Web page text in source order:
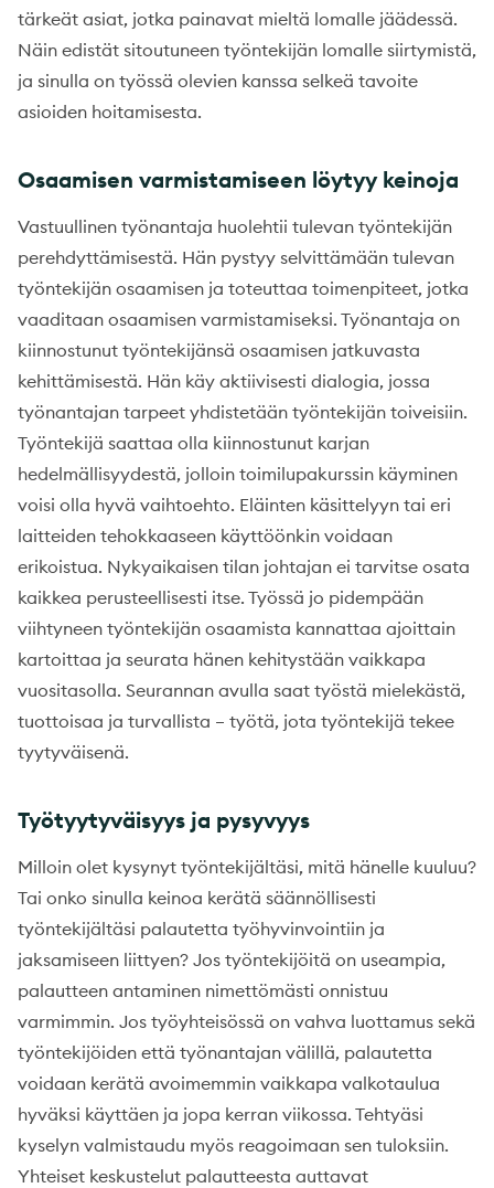
tärkeät asiat, jotka painavat mieltä lomalle jäädessä.
Näin edistät sitoutuneen työntekijän lomalle siirtymistä,
ja sinulla on työssä olevien kanssa selkeä tavoite
asioiden hoitamisesta.
Osaamisen varmistamiseen löytyy keinoja
Vastuullinen työnantaja huolehtii tulevan työntekijän
perehdyttämisestä. Hän pystyy selvittämään tulevan
työntekijän osaamisen ja toteuttaa toimenpiteet, jotka
vaaditaan osaamisen varmistamiseksi. Työnantaja on
kiinnostunut työntekijänsä osaamisen jatkuvasta
kehittämisestä. Hän käy aktiivisesti dialogia, jossa
työnantajan tarpeet yhdistetään työntekijän toiveisiin.
Työntekijä saattaa olla kiinnostunut karjan
hedelmällisyydestä, jolloin toimilupakurssin käyminen
voisi olla hyvä vaihtoehto. Eläinten käsittelyyn tai eri
laitteiden tehokkaaseen käyttöönkin voidaan
erikoistua. Nykyaikaisen tilan johtajan ei tarvitse osata
kaikkea perusteellisesti itse. Työssä jo pidempään
viihtyneen työntekijän osaamista kannattaa ajoittain
kartoittaa ja seurata hänen kehitystään vaikkapa
vuositasolla. Seurannan avulla saat työstä mielekästä,
tuottoisaa ja turvallista – työtä, jota työntekijä tekee
tyytyväisenä.
Työtyytyväisyys ja pysyvyys
Milloin olet kysynyt työntekijältäsi, mitä hänelle kuuluu?
Tai onko sinulla keinoa kerätä säännöllisesti
työntekijältäsi palautetta työhyvinvointiin ja
jaksamiseen liittyen? Jos työntekijöitä on useampia,
palautteen antaminen nimettömästi onnistuu
varmimmin. Jos työyhteisössä on vahva luottamus sekä
työntekijöiden että työnantajan välillä, palautetta
voidaan kerätä avoimemmin vaikkapa valkotaulua
hyväksi käyttäen ja jopa kerran viikossa. Tehtyäsi
kyselyn valmistaudu myös reagoimaan sen tuloksiin.
Yhteiset keskustelut palautteesta auttavat